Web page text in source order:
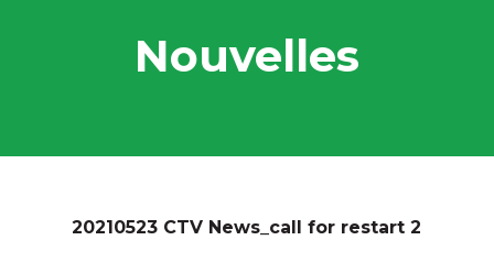
Nouvelles
20210523 CTV News_call for restart 2